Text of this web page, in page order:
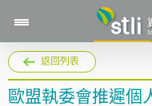
返回列表
歐盟執委會推遲個